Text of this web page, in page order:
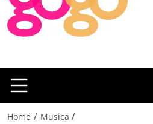
Home / Musica /